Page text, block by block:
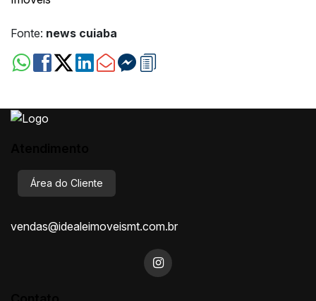
Fonte: news cuiaba
Área do Cliente
vendas@idealeimoveismt.com.br